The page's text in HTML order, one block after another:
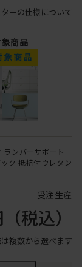
ーの仕様について
商品
ンバーサポート
ク 抵抗付ウレタン
受注生産
（税込）
複数から選べます